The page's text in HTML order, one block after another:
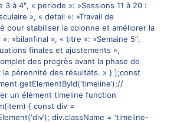
3 à 4″, « periode »: »Sessions 11 à 20 :
», « detail »: »Travail de
pour stabiliser la colonne et améliorer la
»bilanfinal », « titre »: »Semaine 5″,
finales et ajustements »,
des progrès avant la phase de
la pérennité des résultats. » } ];const
un élément timeline function
{ const div =
div.className = ‘timeline-